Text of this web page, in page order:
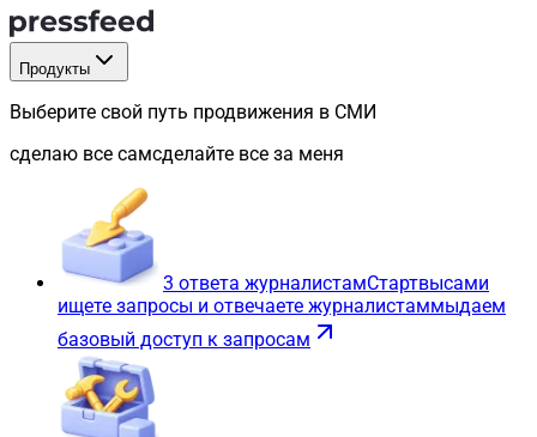
Продукты
Выберите свой путь продвижения в СМИ
сделаю все самсделайте все за меня
3 ответа журналистамСтартвысами
ищете запросы и отвечаете журналистаммыдаем
базовый доступ к запросам